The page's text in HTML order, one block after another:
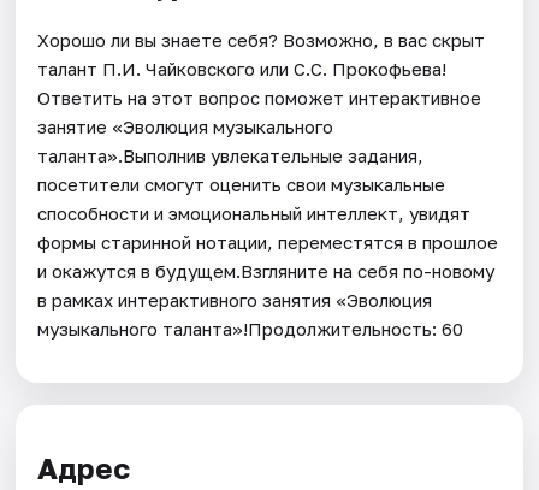
Хорошо ли вы знаете себя? Возможно, в вас скрыт
талант П.И. Чайковского или С.С. Прокофьева!
Ответить на этот вопрос поможет интерактивное
занятие «Эволюция музыкального
таланта».Выполнив увлекательные задания,
посетители смогут оценить свои музыкальные
способности и эмоциональный интеллект, увидят
формы старинной нотации, переместятся в прошлое
и окажутся в будущем.Взгляните на себя по-новому
в рамках интерактивного занятия «Эволюция
музыкального таланта»!Продолжительность: 60
Адрес